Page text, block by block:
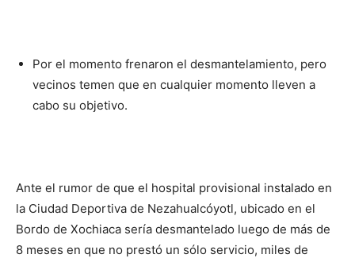
Por el momento frenaron el desmantelamiento, pero
vecinos temen que en cualquier momento lleven a
cabo su objetivo.
Ante el rumor de que el hospital provisional instalado en
la Ciudad Deportiva de Nezahualcóyotl, ubicado en el
Bordo de Xochiaca sería desmantelado luego de más de
8 meses en que no prestó un sólo servicio, miles de